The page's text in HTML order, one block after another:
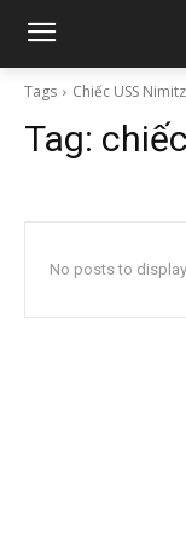
Tags Chiếc USS Nimitz
Tag:
No posts to display